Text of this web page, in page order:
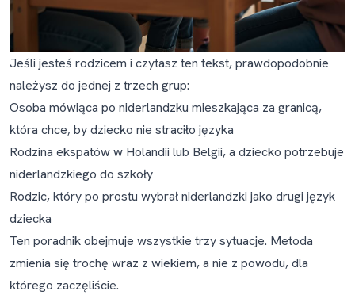
Moje dziecko miesza niderlandzki z moim językiem
ojczystym w jednym zdaniu. Czy powinienem się
martwić?
Czy powinniśmy martwić się CITO Toets / Eindtoets?
Czy niderlandzki jest trudny dla małego dziecka?
Jeśli jesteś rodzicem i czytasz ten tekst, prawdopodobnie
należysz do jednej z trzech grup:
Osoba mówiąca po niderlandzku mieszkająca za granicą,
która chce, by dziecko nie straciło języka
Rodzina ekspatów w Holandii lub Belgii, a dziecko potrzebuje
niderlandzkiego do szkoły
Rodzic, który po prostu wybrał niderlandzki jako drugi język
dziecka
Ten poradnik obejmuje wszystkie trzy sytuacje. Metoda
zmienia się trochę wraz z wiekiem, a nie z powodu, dla
którego zaczęliście.